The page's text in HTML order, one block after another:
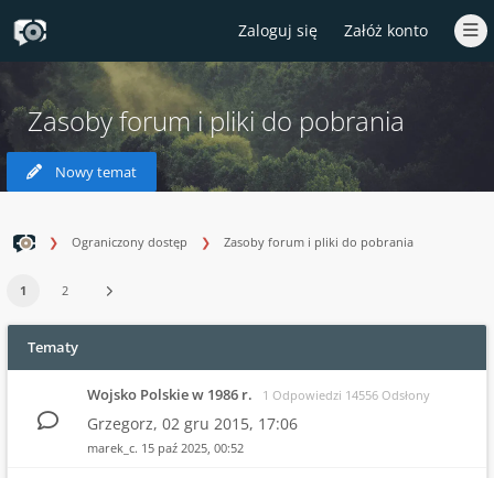
Zaloguj się Załóż konto
Zasoby forum i pliki do pobrania
Nowy temat
Ograniczony dostęp Zasoby forum i pliki do pobrania
1 2
Tematy
Wojsko Polskie w 1986 r. 1 Odpowiedzi 14556 Odsłony
Grzegorz, 02 gru 2015, 17:06
marek_c. 15 paź 2025, 00:52